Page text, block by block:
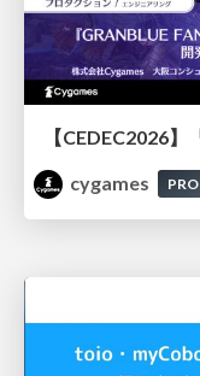
cygames
PRO